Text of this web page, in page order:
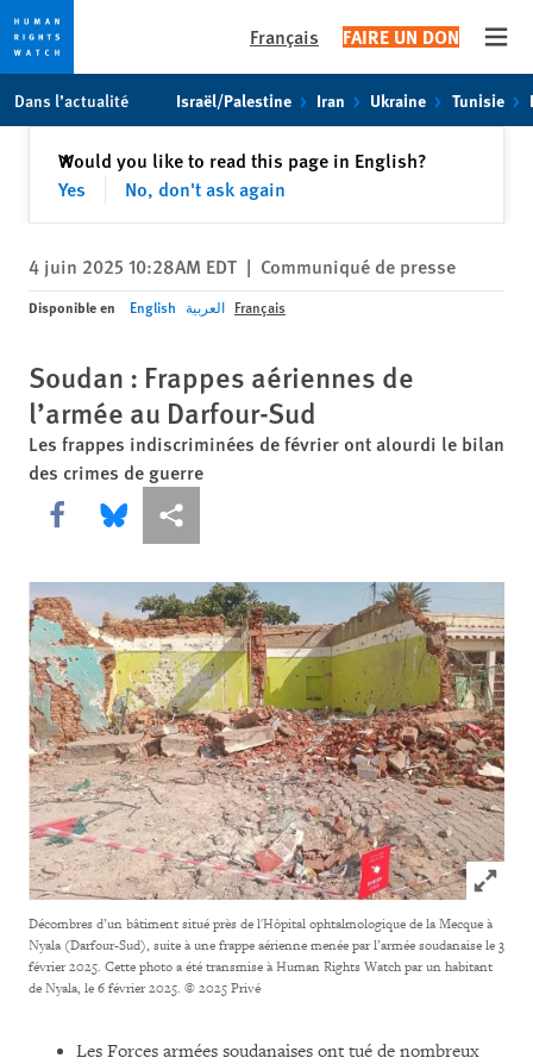
toto
content
Français FAIRE UN DON
Dans l’actualité Israël/Palestine Iran Ukraine Tunisie
Would you like to read this page in English?
Yes
No, don't ask again
✕Fermer
4 juin 2025 10:28AM EDT | Communiqué de presse
Disponible en English العربية Français
Soudan : Frappes aériennes de
l’armée au Darfour-Sud
Les frappes indiscriminées de février ont alourdi le bilan
des crimes de guerre
Share this via Facebook
Share this via Bluesky
Share this via Partagez
Click to
Décombres d’un bâtiment situé près de l'Hôpital ophtalmologique de la Mecque à
Nyala (Darfour-Sud), suite à une frappe aérienne menée par l’armée soudanaise le 3
février 2025. Cette photo a été transmise à Human Rights Watch par un habitant
de Nyala, le 6 février 2025. © 2025 Privé
Les Forces armées soudanaises ont tué de nombreux